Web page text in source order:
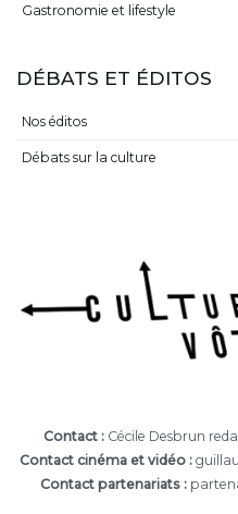
Gastronomie et lifestyle
DÉBATS ET ÉDITOS
Nos éditos
Débats sur la culture
Contact :Cécile Desbrun
Contact cinéma et vidéo :
Contact partenariats :